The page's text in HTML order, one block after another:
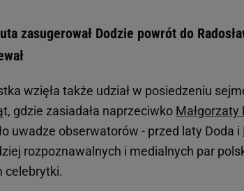
zasugerował Dodzie powrót do
wzięła także udział w posiedzeniu
gdzie zasiadała naprzeciwko Małgorzaty
uwadze obserwatorów - przed laty Doda i
rozpoznawalnych i medialnych par
celebrytki.